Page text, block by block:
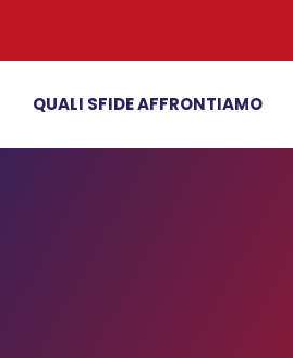
QUALI SFIDE AFFRONTIAMO